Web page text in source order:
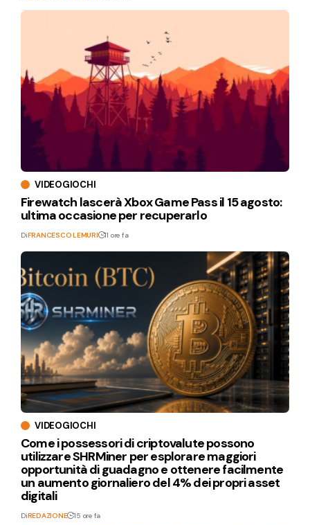
VIDEOGIOCHI
Firewatch lascerà Xbox Game Pass il 15 agosto:
ultima occasione per recuperarlo
DiFRANCESCO LEMURI 11 ore fa
VIDEOGIOCHI
Come i possessori di criptovalute possono
utilizzare SHRMiner per esplorare maggiori
opportunità di guadagno e ottenere facilmente
un aumento giornaliero del 4% dei propri asset
digitali
DiREDAZIONE 15 ore fa